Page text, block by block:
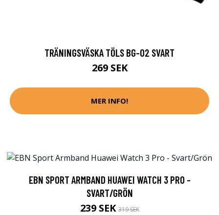
TRÄNINGSVÄSKA TÖLS BG-02 SVART
269 SEK
MER INFO!
EBN SPORT ARMBAND HUAWEI WATCH 3 PRO -
SVART/GRÖN
239 SEK319 SEK